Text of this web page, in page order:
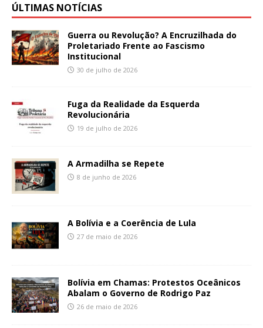
ÚLTIMAS NOTÍCIAS
Guerra ou Revolução? A Encruzilhada do
Proletariado Frente ao Fascismo
Institucional
30 de julho de 2026
Fuga da Realidade da Esquerda
Revolucionária
19 de julho de 2026
A Armadilha se Repete
8 de junho de 2026
A Bolívia e a Coerência de Lula
27 de maio de 2026
Bolívia em Chamas: Protestos Oceânicos
Abalam o Governo de Rodrigo Paz
26 de maio de 2026